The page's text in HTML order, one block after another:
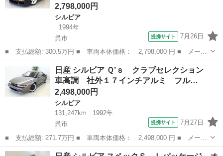
2,798,000円
シルビア
1994年
呉市
提携サイト 7月26日
■ 支払総額: 300.5万円 ■ 車両本体価格： 2,798,000 円 ■ メーカ
ー名： 日産 ■ 車種名： シルビア ■ グレード名： Ｑ’ｓ フル
エアロ 車高調 ＷＯＲＫマイスター１８インチアルミ Ｂｌｕｅｔ
ｏｏｔ...
呉市 シルビア
日産 シルビア Ｑ’ｓ クラブセレクション
車高調 社外１７インチアルミ フル…
2,498,000円
シルビア
131,247km
1992年
呉市
提携サイト 7月27日
■ 支払総額: 271.7万円 ■ 車両本体価格： 2,498,000 円 ■ メーカ
ー名： 日産 ■ 車種名： シルビア ■ グレード名： Ｑ’ｓ クラ
広島 呉市 シルビア